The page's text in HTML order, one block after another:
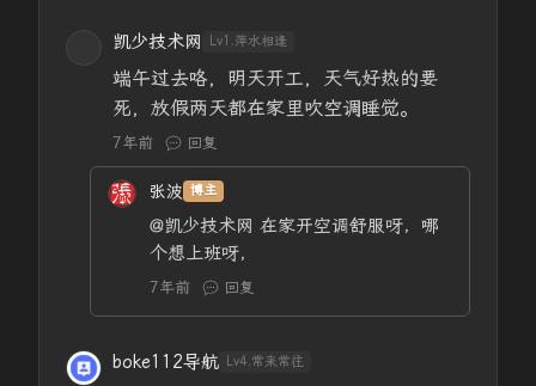
凯少技术网 Lv1.萍水相逢
端午过去咯，明天开工，天气好热的要
死，放假两天都在家里吹空调睡觉。
7年前 回复
张波 博主
@凯少技术网 在家开空调舒服呀，哪
个想上班呀，
7年前 回复
boke112导航 Lv4.常来常往